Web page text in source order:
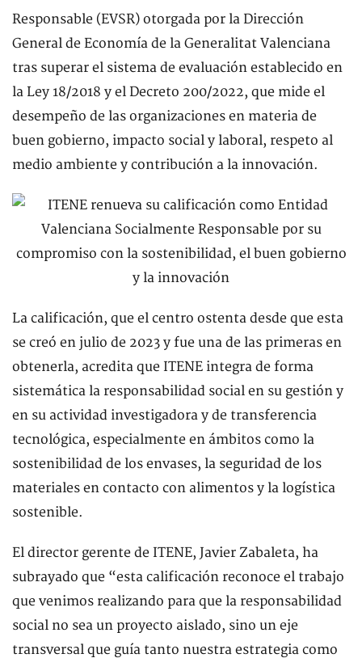
Responsable (EVSR) otorgada por la Dirección
General de Economía de la Generalitat Valenciana
tras superar el sistema de evaluación establecido en
la Ley 18/2018 y el Decreto 200/2022, que mide el
desempeño de las organizaciones en materia de
buen gobierno, impacto social y laboral, respeto al
medio ambiente y contribución a la innovación.
La calificación, que el centro ostenta desde que esta
se creó en julio de 2023 y fue una de las primeras en
obtenerla, acredita que ITENE integra de forma
sistemática la responsabilidad social en su gestión y
en su actividad investigadora y de transferencia
tecnológica, especialmente en ámbitos como la
sostenibilidad de los envases, la seguridad de los
materiales en contacto con alimentos y la logística
sostenible.
El director gerente de ITENE, Javier Zabaleta, ha
subrayado que “esta calificación reconoce el trabajo
que venimos realizando para que la responsabilidad
social no sea un proyecto aislado, sino un eje
transversal que guía tanto nuestra estrategia como